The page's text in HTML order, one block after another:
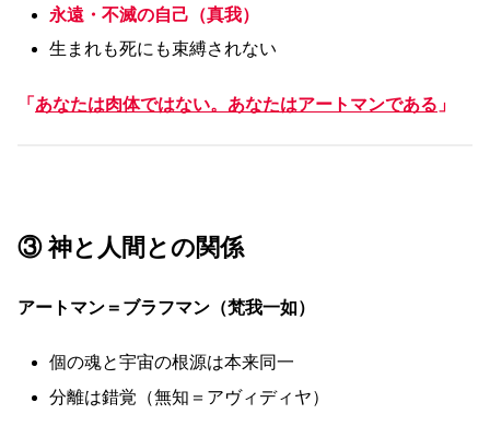
永遠・不滅の自己（真我）
生まれも死にも束縛されない
「 あなたは肉体ではない。あなたはアートマンである 」
③ 神と人間との関係
アートマン＝ブラフマン（梵我一如）
個の魂と宇宙の根源は本来同一
分離は錯覚（無知＝アヴィディヤ）